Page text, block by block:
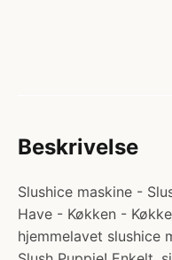
Beskrivelse
Slushice maskine -
Have - Køkken -
hjemmelavet slushice